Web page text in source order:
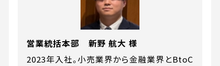
営業統括本部 新野 航大 様
2023年入社。小売業界から金融業界とBtoC